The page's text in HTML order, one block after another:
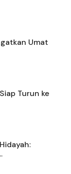
Umat
Turun ke